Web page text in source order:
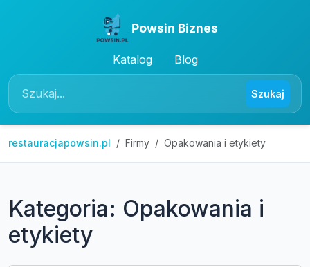
Powsin Biznes
Katalog Blog
Szukaj
restauracjapowsin.pl Firmy Opakowania i etykiety
Kategoria: Opakowania i
etykiety